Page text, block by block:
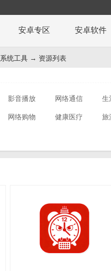
安卓专区 安卓软件
系统工具 → 资源列表
影音播放 网络通信 生
网络购物 健康医疗 旅